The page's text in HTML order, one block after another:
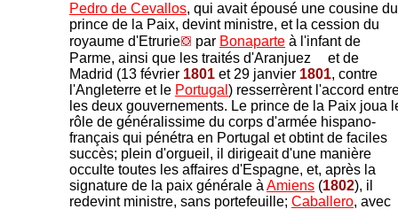
Pedro de Cevallos, qui avait épousé une cousine du
prince de la Paix, devint ministre, et la cession du
royaume d'Etrurie
par Bonaparte à l'infant de
Parme, ainsi que les traités d'Aranjuez
et de
Madrid (13 février 1801 et 29 janvier 1801, contre
l'Angleterre et le Portugal ) resserrèrent l'accord
les deux gouvernements. Le prince de la Paix joua
rôle de généralissime du corps d'armée hispano-
français qui pénétra en Portugal et obtint de faciles
succès; plein d'orgueil, il dirigeait d'une manière
occulte toutes les affaires d'Espagne, et, après la
signature de la paix générale à Amiens (1802), il
redevint ministre, sans portefeuille; Caballero, avec